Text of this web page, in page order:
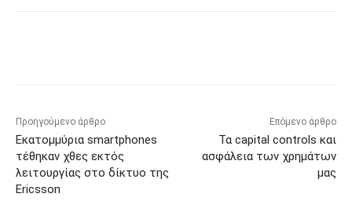
Προηγούμενο άρθρο
Εκατομμύρια smartphones
τέθηκαν χθες εκτός
λειτουργίας στο δίκτυο της
Ericsson
Επόμενο άρθρο
Τα capital controls και
ασφάλεια των χρημάτων
μας